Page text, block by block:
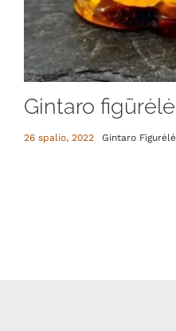
Gintaro figūrėlė
26 spalio, 2022 Gintaro